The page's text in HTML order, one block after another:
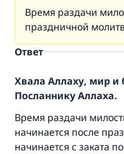
Время раздачи
праздничной
Ответ
Хвала Аллаху, мир и
Посланнику Аллаха.
Время раздачи
начинается после
начинается с заката